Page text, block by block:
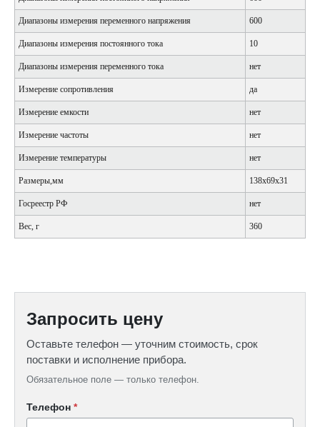
Диапазоны измерения переменного напряжения 600
Диапазоны измерения постоянного тока 10
Диапазоны измерения переменного тока нет
Измерение сопротивления да
Измерение емкости нет
Измерение частоты нет
Измерение температуры нет
Размеры,мм 138x69x31
Госреестр РФ нет
Вес, г 360
Запросить цену
Оставьте телефон — уточним стоимость, срок
поставки и исполнение прибора.
Обязательное поле — только телефон.
Телефон *